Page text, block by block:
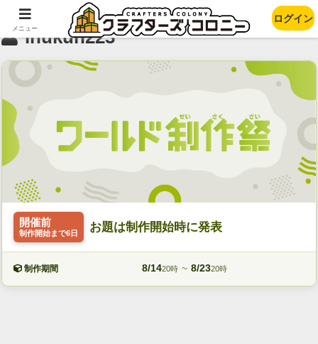
inukun223
開催前
制作開始まで6日 お題は制作開始時に発表
制作期間 8/1420時 ~ 8/2320時
メニュー
ログイン